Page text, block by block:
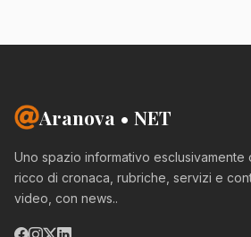
Aranova • NET
Uno spazio informativo esclusivamente
ricco di cronaca, rubriche, servizi e
video, con news..